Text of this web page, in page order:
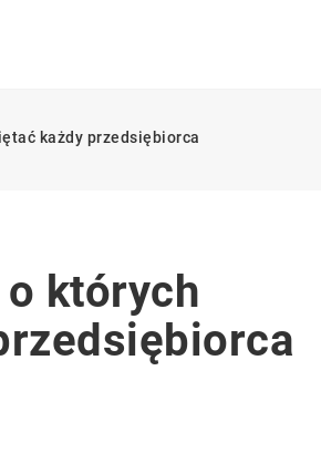
każdy przedsiębiorca
których